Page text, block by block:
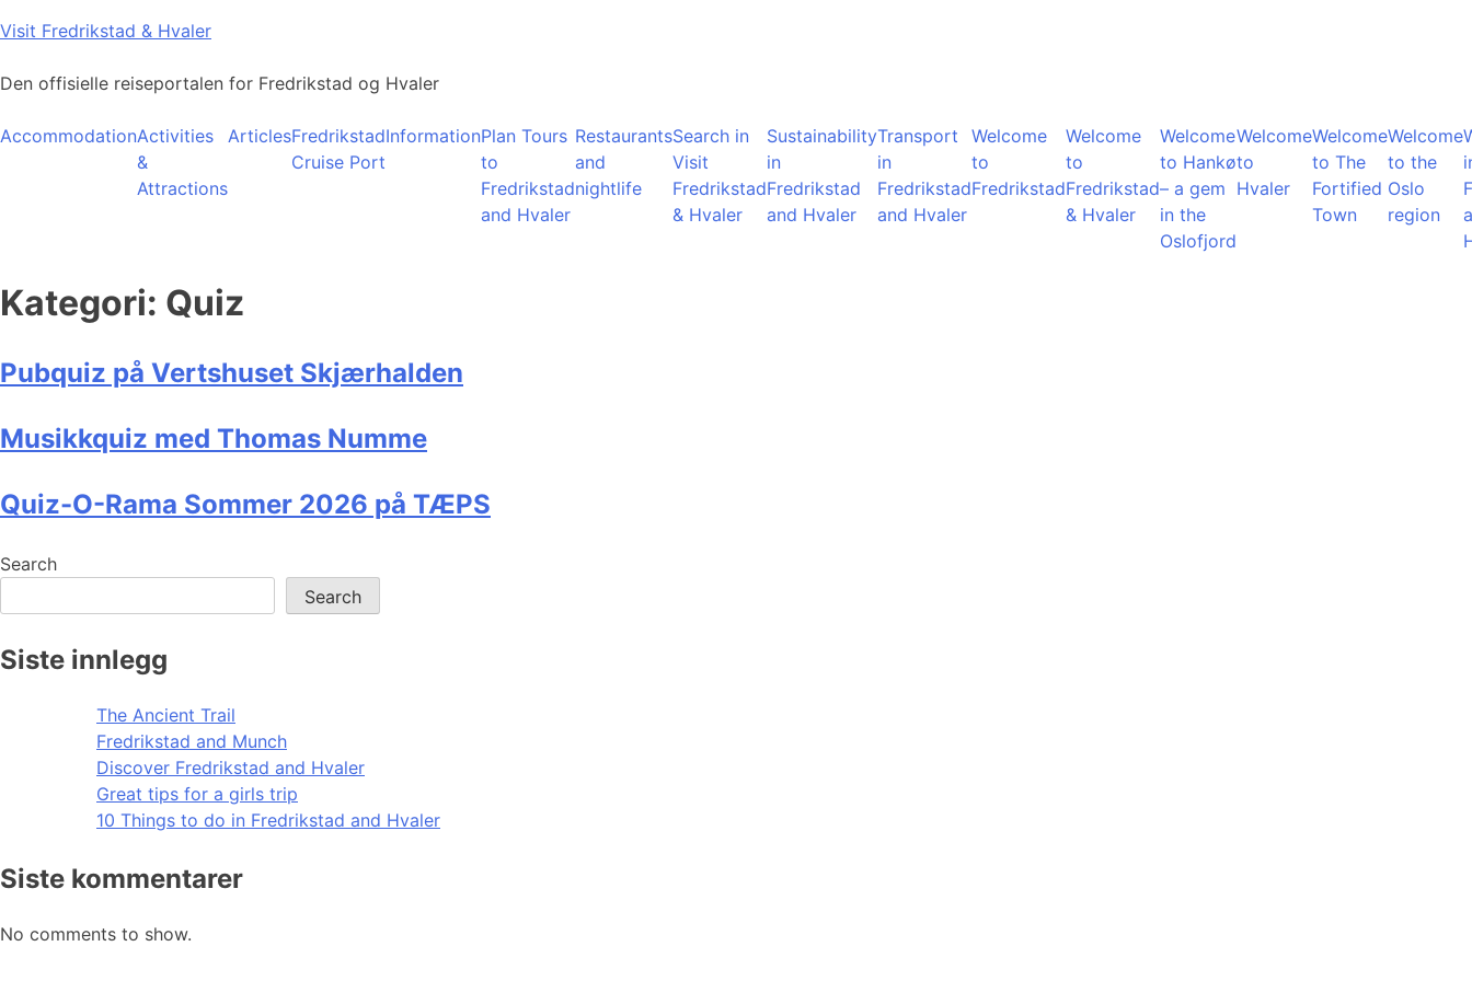
Skip
content
Visit Fredrikstad & Hvaler
Den offisielle reiseportalen for Fredrikstad og Hvaler
AccommodationActivities
&
Attractions
ArticlesFredrikstad
Cruise Port
InformationPlan Tours
to
Fredrikstad
and Hvaler
Restaurants
and
nightlife
Search in
Visit
Fredrikstad
& Hvaler
Sustainability
in
Fredrikstad
and Hvaler
Transport
in
Fredrikstad
and Hvaler
Welcome
to
Fredrikstad
Welcome
to
Fredrikstad
& Hvaler
Welcome
to Hankø
– a gem
in the
Oslofjord
Welcome
to
Hvaler
Welcome
to The
Fortified
Town
Welcome
to the
Oslo
region
Kategori: Quiz
Pubquiz på Vertshuset Skjærhalden
Musikkquiz med Thomas Numme
Quiz-O-Rama Sommer 2026 på TÆPS
Search
Search
Siste innlegg
The Ancient Trail
Fredrikstad and Munch
Discover Fredrikstad and Hvaler
Great tips for a girls trip
10 Things to do in Fredrikstad and Hvaler
Siste kommentarer
No comments to show.